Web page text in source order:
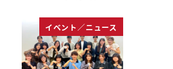
イベント／ニュース